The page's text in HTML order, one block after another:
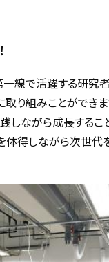
一線で活躍する研
り組みことができ
しながら成長する
体得しながら次世